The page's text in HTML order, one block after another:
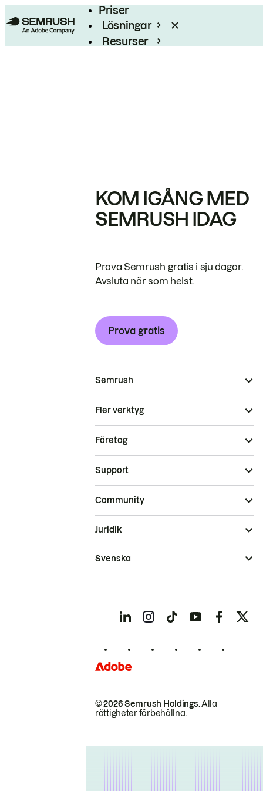
Priser
Lösningar
Resurser
KOM IGÅNG MED
SEMRUSH IDAG
Prova Semrush gratis i sju dagar.
Avsluta när som helst.
Prova gratis
Semrush
Fler verktyg
Företag
Support
Community
© 2026 Semrush Holdings.Alla
rättigheter förbehållna.
Juridik
Svenska